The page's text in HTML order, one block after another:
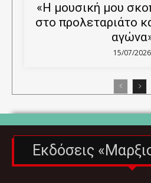
«Η μουσική μου
στο προλεταριάτο
15/07/2026
Εκδόσεις